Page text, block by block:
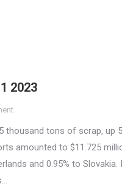
2023
thousand tons of scrap, up
amounted to $11.725
and 0.95% to